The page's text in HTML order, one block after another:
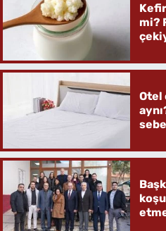
mi?
Otel